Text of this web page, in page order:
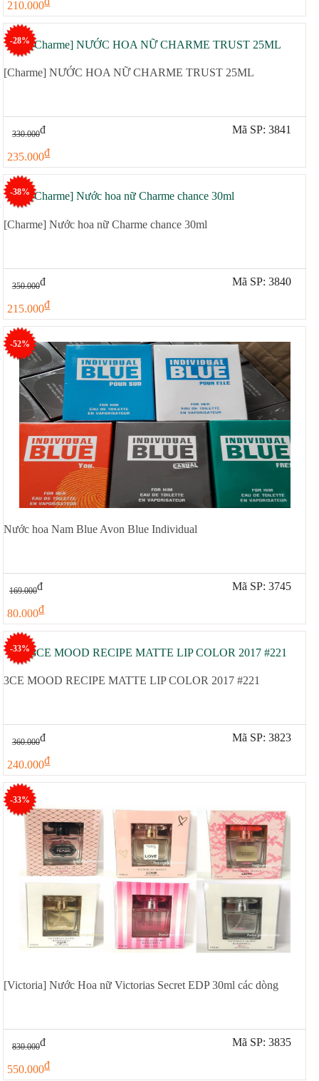
210.000
-28%
[Charme] NƯỚC HOA NỮ CHARME TRUST 25ML
330.000đ
235.000đ
Mã SP: 3841
-38%
[Charme] Nước hoa nữ Charme chance 30ml
350.000đ
215.000đ
Mã SP: 3840
-52%
Nước hoa Nam Blue Avon Blue Individual
169.000đ
80.000đ
Mã SP: 3745
-33%
3CE MOOD RECIPE MATTE LIP COLOR 2017 #221
360.000đ
240.000đ
Mã SP: 3823
-33%
[Victoria] Nước Hoa nữ Victorias Secret EDP 30ml các dòng
830.000đ
550.000đ
Mã SP: 3835